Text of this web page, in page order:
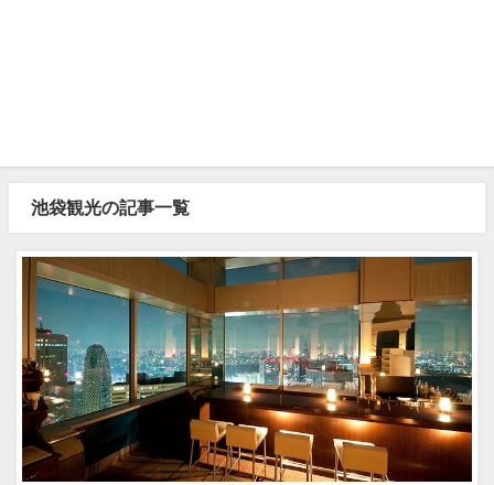
池袋観光の記事一覧